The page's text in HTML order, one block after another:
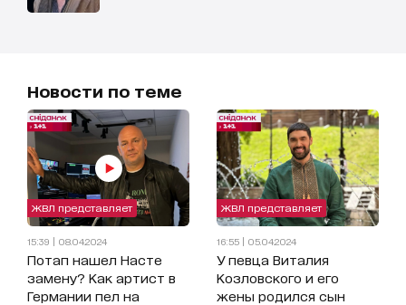
Новости по теме
ЖВЛ представляет
15:39 | 08.04.2024
Потап нашел Насте
замену? Как артист в
Германии пел на
ЖВЛ представляет
16:55 | 05.04.2024
У певца Виталия
Козловского и его
жены родился сын